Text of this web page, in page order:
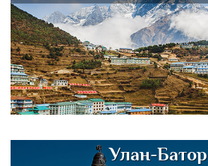
Улан-Батор